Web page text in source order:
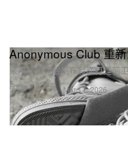
Footwear 球鞋
Anonymous Club 重
采用橡胶涂层帆布鞋面打造前
Mar 11, 2026